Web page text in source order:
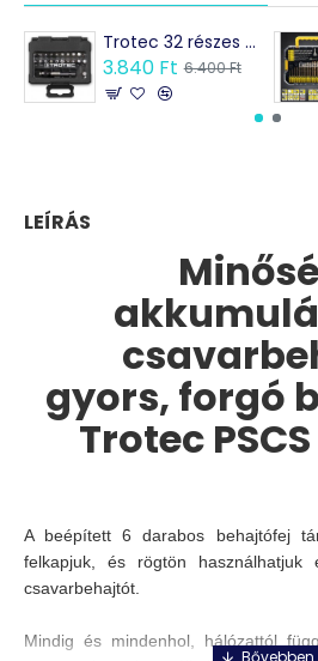
Trotec 32 részes bitkészlet az akkus fúrókhoz és csavarozókhoz
3.840 Ft 6.400 Ft
LEÍRÁS
gyors, forgó
Trotec
A beépített 6 darabos behajtófej
felkapjuk, és rögtön
csavarbehajtót.
Mindig és mindenhol, hálózattól